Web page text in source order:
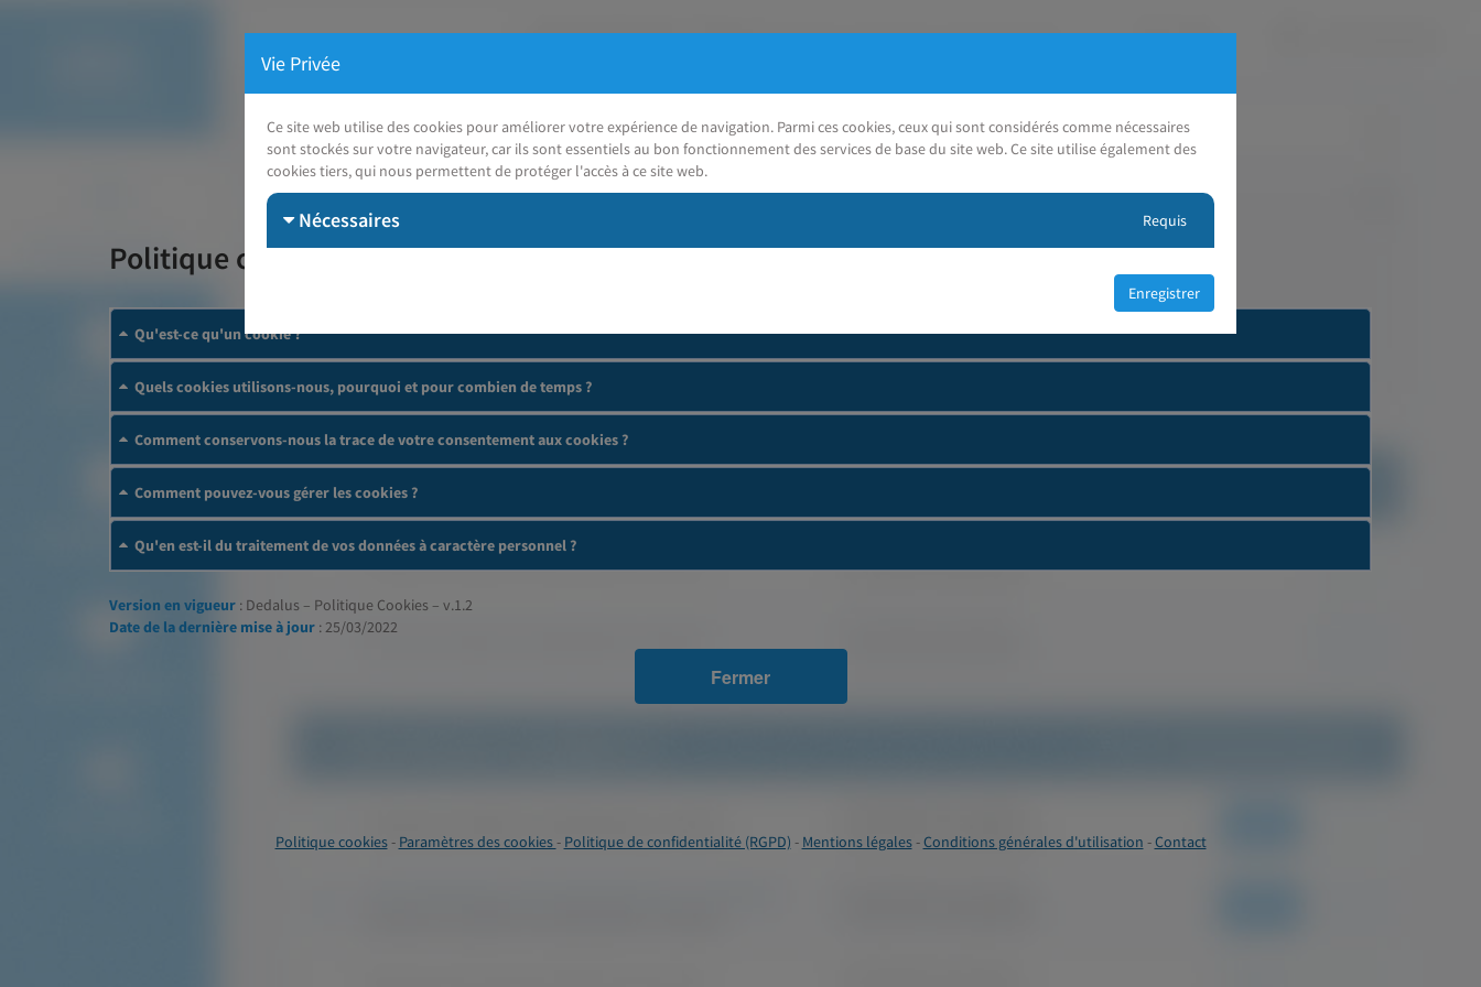
Politique cookies
Qu'est-ce qu'un cookie ?
Quels cookies utilisons-nous, pourquoi et pour combien de temps ?
Comment conservons-nous la trace de votre consentement aux cookies ?
Comment pouvez-vous gérer les cookies ?
Qu'en est-il du traitement de vos données à caractère personnel ?
Version en vigueur : Dedalus – Politique Cookies – v.1.2
Date de la dernière mise à jour : 25/03/2022
Fermer
Politique cookies- Paramètres des cookies- Politique de confidentialité (RGPD) - Mentions légales-Conditions générales d'utilisation -Contact
Vie Privée
Ce site web utilise des cookies pour améliorer votre expérience de navigation. Parmi ces cookies, ceux qui sont considérés comme nécessaires
sont stockés sur votre navigateur, car ils sont essentiels au bon fonctionnement des services de base du site web. Ce site utilise également des
cookies tiers, qui nous permettent de protéger l'accès à ce site web.
Nécessaires Requis